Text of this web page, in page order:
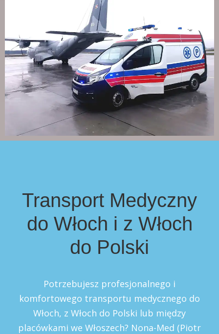
Transport Medyczny
do Włoch i z Włoch
do Polski
Potrzebujesz profesjonalnego i
komfortowego transportu medycznego do
Włoch, z Włoch do Polski lub między
placówkami we Włoszech? Nona-Med (Piotr